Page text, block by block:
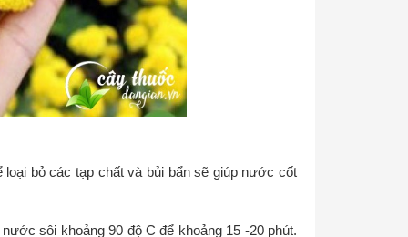
bỏ các tạp chất và bủi bẩn sẽ giúp nước cốt
sôi khoảng 90 độ C để khoảng 15 -20 phút.